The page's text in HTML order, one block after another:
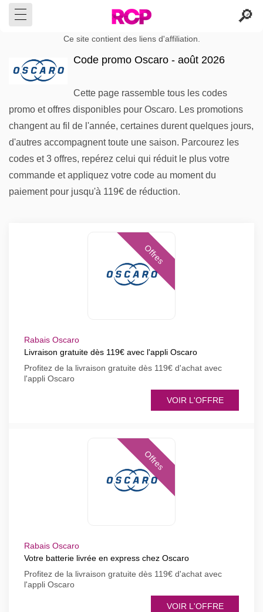
Ce site contient des liens d'affiliation.
Code promo Oscaro - août 2026
Cette page rassemble tous les codes
promo et offres disponibles pour Oscaro. Les promotions
changent au fil de l'année, certaines durent quelques jours,
d'autres accompagnent toute une saison. Parcourez les
codes et 3 offres, repérez celui qui réduit le plus votre
commande et appliquez votre code au moment du
paiement pour jusqu'à 119€ de réduction.
Offres
Rabais Oscaro
Livraison gratuite dès 119€ avec l'appli Oscaro
Profitez de la livraison gratuite dès 119€ d'achat avec
l'appli Oscaro
VOIR L'OFFRE
Offres
Rabais Oscaro
Votre batterie livrée en express chez Oscaro
Profitez de la livraison gratuite dès 119€ d'achat avec
l'appli Oscaro
VOIR L'OFFRE